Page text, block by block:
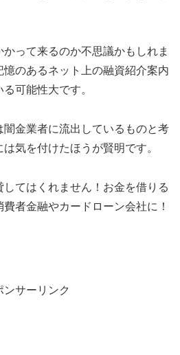
って来るのか不思議かもしれま
のあるネット上の融資紹介案内
可能性大です。
闇金業者に流出しているものと考
気を付けたほうが賢明です。
てはくれません！お金を借りる
者金融やカードローン会社に！
ンサーリンク